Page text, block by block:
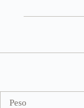
quantità
Peso